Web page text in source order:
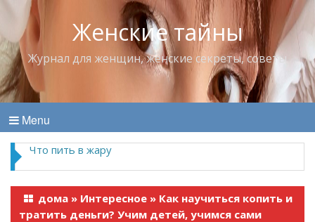
Женские тайны
Журнал для женщин, женские секреты, советы
Menu
Что пить в жару
дома » Интересное » Как научиться копить и
тратить деньги? Учим детей, учимся сами